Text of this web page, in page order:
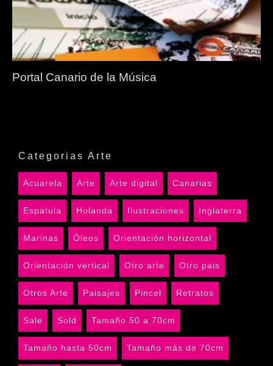
Portal Canario de la Música
Categorias Arte
Acuarela Arte Arte digital Canarias
Espátula Holanda Ilustraciones Inglaterra
Marinas Óleos Orientación horizontal
Orientación vertical Otro arte Otro pais
Otros Arte Paisajes Pincel Retratos
Sale Sold Tamaño 50 a 70cm
Tamaño hasta 50cm Tamaño más de 70cm